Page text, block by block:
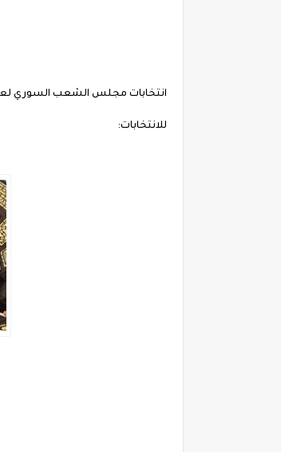
للانتخابات: